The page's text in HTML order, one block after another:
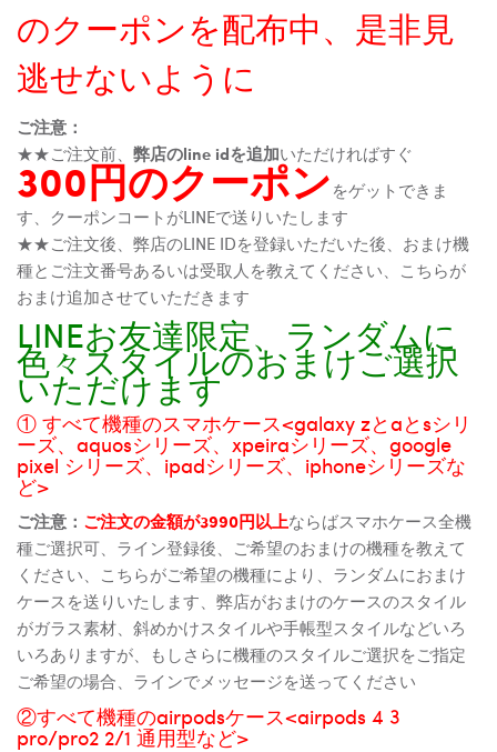
のクーポンを配布中、是非見
逃せないように
ご注意：
★★ご注文前、 弊店のline idを追加いただければすぐ
300円のクーポンをゲットできま
す、クーポンコートがLINEで送りいたします
★★ご注文後、弊店のLINE IDを登録いただいた後、おまけ機
種とご注文番号あるいは受取人を教えてください、こちらが
おまけ追加させていただきます
LINEお友達限定、ランダムに
色々スタイルのおまけご選択
いただけます
① すべて機種のスマホケース<galaxy zとaとsシリ
ーズ、aquosシリーズ、xpeiraシリーズ、google
pixel シリーズ、ipadシリーズ、iphoneシリーズな
ど>
ご注意： ご注文の金額が3990円以上ならばスマホケース全機
種ご選択可、ライン登録後、ご希望のおまけの機種を教えて
ください、こちらがご希望の機種により、ランダムにおまけ
ケースを送りいたします、弊店がおまけのケースのスタイル
がガラス素材、斜めかけスタイルや手帳型スタイルなどいろ
いろありますが、もしさらに機種のスタイルご選択をご指定
ご希望の場合、ラインでメッセージを送ってください
②すべて機種のairpodsケース<airpods 4 3
pro/pro2 2/1 通用型など>